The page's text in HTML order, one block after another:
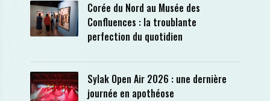
Corée du Nord au Musée des
Confluences : la troublante
perfection du quotidien
Sylak Open Air 2026 : une dernière
journée en apothéose